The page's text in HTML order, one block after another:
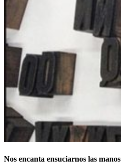
Nos encanta ensuciarnos las manos